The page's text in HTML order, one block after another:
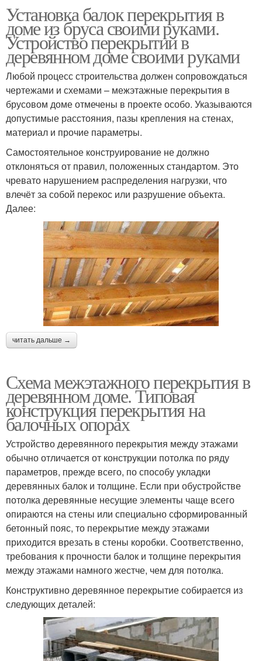
Установка балок перекрытия в
доме из бруса своими руками.
Устройство перекрытий в
деревянном доме своими руками
Любой процесс строительства должен сопровождаться
чертежами и схемами – межэтажные перекрытия в
брусовом доме отмечены в проекте особо. Указываются
допустимые расстояния, пазы крепления на стенах,
материал и прочие параметры.
Самостоятельное конструирование не должно
отклоняться от правил, положенных стандартом. Это
чревато нарушением распределения нагрузки, что
влечёт за собой перекос или разрушение объекта.
Далее:
читать дальше →
Схема межэтажного перекрытия в
деревянном доме. Типовая
конструкция перекрытия на
балочных опорах
Устройство деревянного перекрытия между этажами
обычно отличается от конструкции потолка по ряду
параметров, прежде всего, по способу укладки
деревянных балок и толщине. Если при обустройстве
потолка деревянные несущие элементы чаще всего
опираются на стены или специально сформированный
бетонный пояс, то перекрытие между этажами
приходится врезать в стены коробки. Соответственно,
требования к прочности балок и толщине перекрытия
между этажами намного жестче, чем для потолка.
Конструктивно деревянное перекрытие собирается из
следующих деталей: